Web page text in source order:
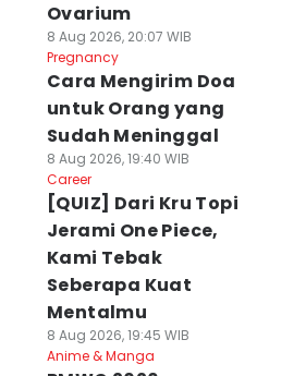
Ovarium
8 Aug 2026, 20:07 WIB
Pregnancy
Cara Mengirim Doa
untuk Orang yang
Sudah Meninggal
8 Aug 2026, 19:40 WIB
Career
[QUIZ] Dari Kru Topi
Jerami One Piece,
Kami Tebak
Seberapa Kuat
Mentalmu
8 Aug 2026, 19:45 WIB
Anime & Manga